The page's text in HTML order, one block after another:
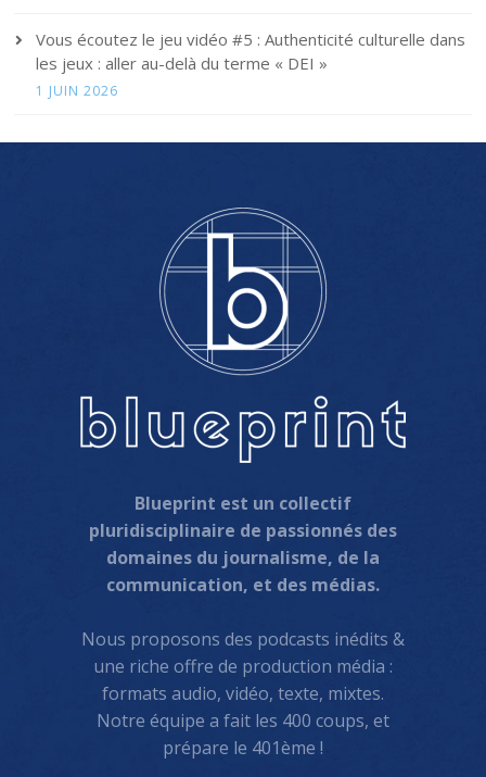
Vous écoutez le jeu vidéo #5 : Authenticité culturelle dans
les jeux : aller au-delà du terme « DEI »
1 JUIN 2026
Blueprint est un collectif
pluridisciplinaire de passionnés des
domaines du journalisme, de la
communication, et des médias.
Nous proposons des podcasts inédits &
une riche offre de production média :
formats audio, vidéo, texte, mixtes.
Notre équipe a fait les 400 coups, et
prépare le 401ème !